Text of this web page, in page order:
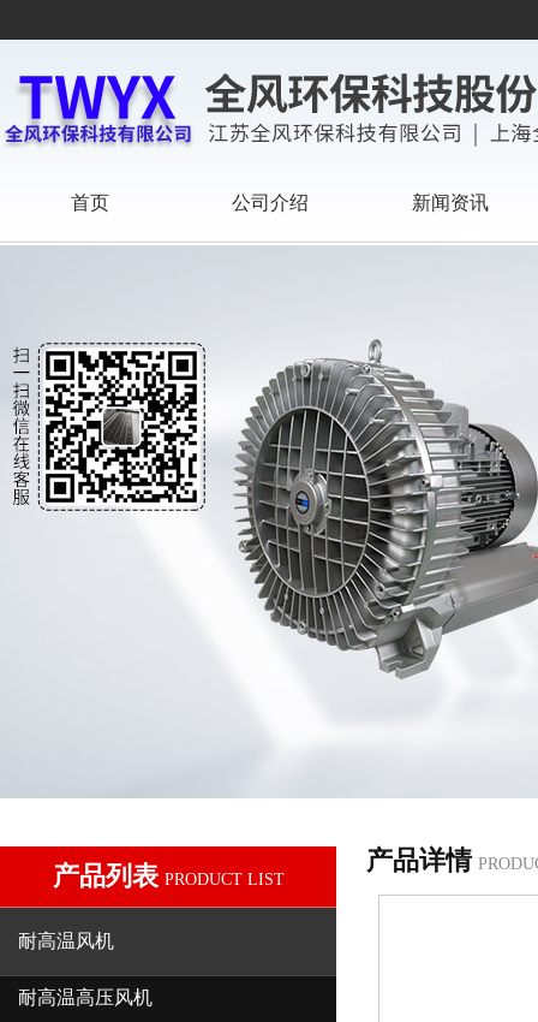
首页 公司介绍 新闻资讯
产品列表 PRODUCT LIST
耐高温风机
耐高温高压风机
产品详情